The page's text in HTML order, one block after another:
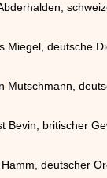
Miegel, deutsche
Mutschmann,
Bevin, britischer
deutscher